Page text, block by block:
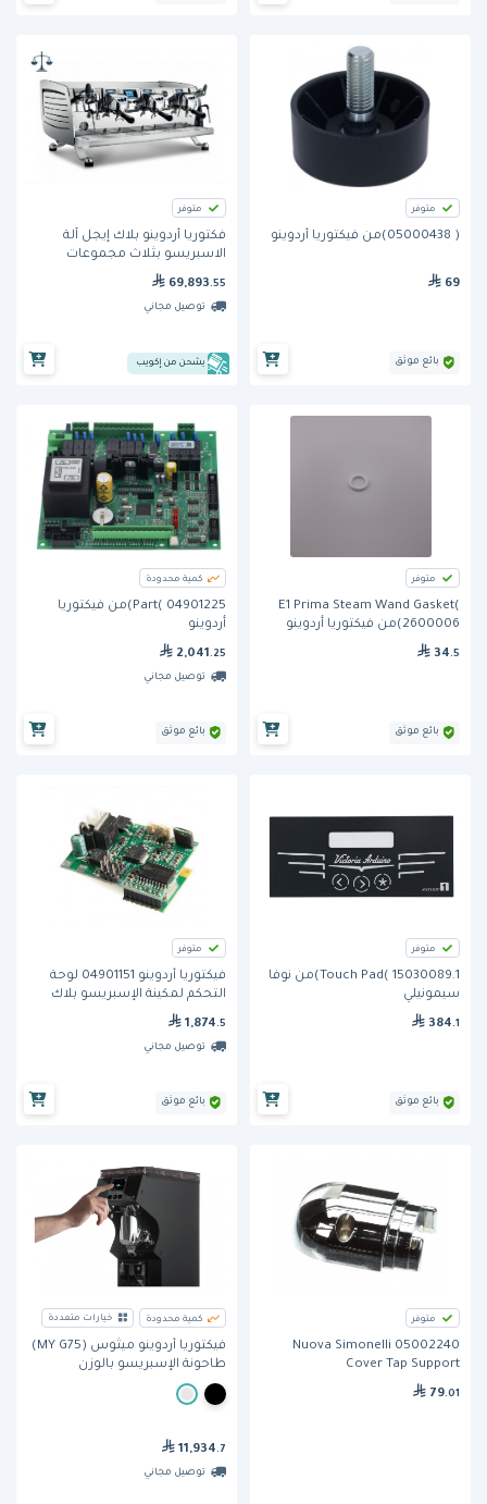
متوفر
( 05000438)من فيكتوريا أردوينو
69
بائع موثق
متوفر
فكتوريا أردوينو بلاك إيجل آلة
الاسبريسو بثلاث مجموعات
وبتقنية القياس الوزني (VA388)
69,893 .55
توصيل مجاني
يشحن من إكويب
متوفر
E1 Prima Steam Wand Gasket(
2600006)من فيكتوريا أردوينو
34 .5
بائع موثق
كمية محدودة
Part( 04901225)من فيكتوريا
أردوينو
2,041 .25
توصيل مجاني
بائع موثق
متوفر
Touch Pad( 15030089.1)من نوفا
سيمونيلي
384 .1
بائع موثق
متوفر
فيكتوريا أردوينو 04901151 لوحة
التحكم لمكينة الإسبريسو بلاك
1,874 .5
توصيل مجاني
بائع موثق
متوفر
Nuova Simonelli 05002240
Cover Tap Support
79.01
كمية محدودة خيارات متعددة
فيكتوريا أردوينو ميثوس (MY G75)
طاحونة الإسبريسو بالوزن
11,934 .7
توصيل مجاني